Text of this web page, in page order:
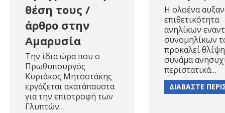
θέση τους /
άρθρο στην
Αμαρυσία
Την ίδια ώρα που ο
Πρωθυπουργός
Κυριάκος Μητσοτάκης
εργάζεται ακατάπαυστα
για την επιστροφή των
Γλυπτών…
Η ολοένα
επιθετικότητα
ανηλίκων
συνομηλίκων
προκαλεί
συνάμα
περιστατικά…
ΔΙΑΒΑΣΤΕ